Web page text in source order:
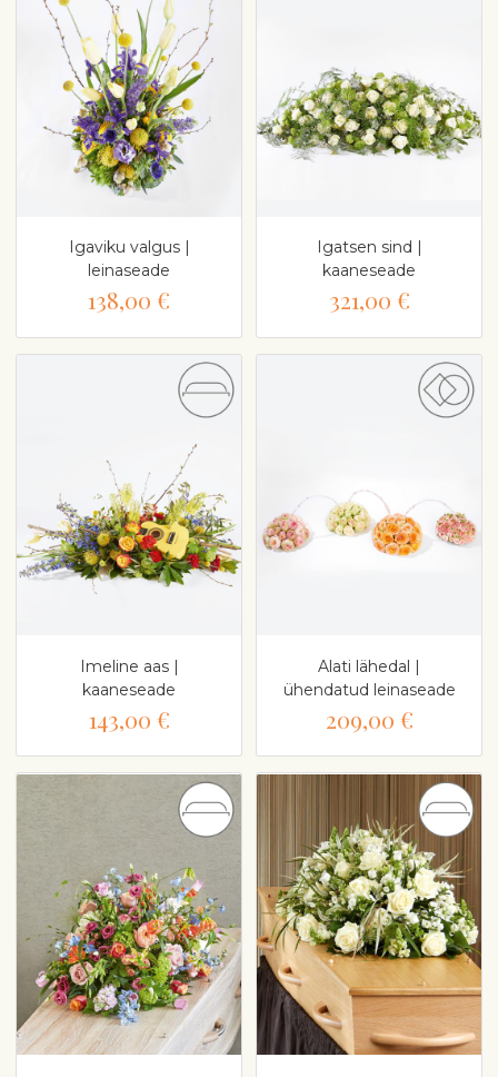
Igaviku valgus |
leinaseade
138,00 €
Igatsen sind |
kaaneseade
321,00 €
Imeline aas |
kaaneseade
143,00 €
Alati lähedal |
ühendatud leinaseade
209,00 €